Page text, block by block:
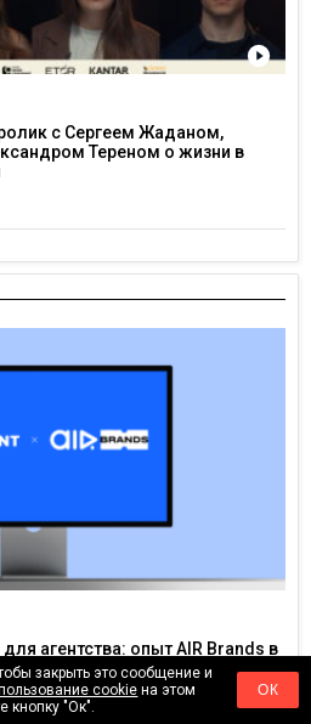
с Сергеем Жаданом,
Тереном о жизни в
агентства: опыт AIR Brands в
закрыть это сообщение и
cookie на этом
кнопку "Ок".
ОК